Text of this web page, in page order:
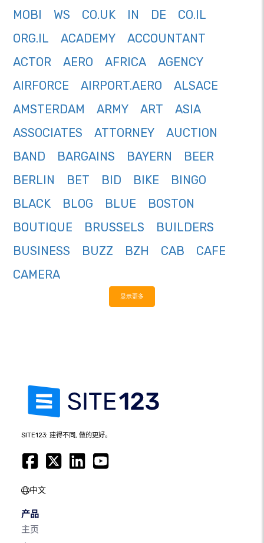
MOBI
WS CO.UK IN DE
CO.IL
ORG.IL
ACADEMY
ACCOUNTANT
ACTOR
AERO AFRICA
AGENCY
AIRFORCE
AIRPORT.AERO
ALSACE
AMSTERDAM
ARMY ART
ASIA
ASSOCIATES
ATTORNEY
AUCTION
BAND
BARGAINS BAYERN
BEER
BERLIN
BET BID BIKE
BINGO
BLACK
BLOG BLUE
BOSTON
BOUTIQUE
BRUSSELS
BUILDERS
BUSINESS
BUZZ BZH CAB
CAFE
CAMERA
显示更多
SITE123: 建得不同, 做的更好。
中文
产品
主页